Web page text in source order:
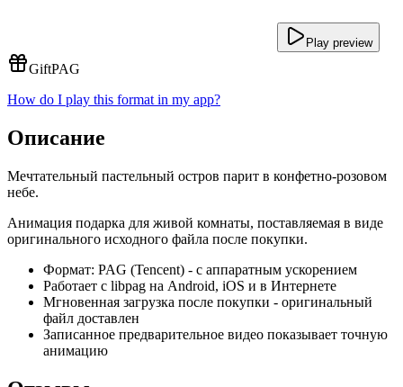
Play preview
GiftPAG
How do I play this format in my app?
Описание
Мечтательный пастельный остров парит в конфетно-розовом
небе.
Анимация подарка для живой комнаты, поставляемая в виде
оригинального исходного файла после покупки.
Формат: PAG (Tencent) - с аппаратным ускорением
Работает с libpag на Android, iOS и в Интернете
Мгновенная загрузка после покупки - оригинальный
файл доставлен
Записанное предварительное видео показывает точную
анимацию